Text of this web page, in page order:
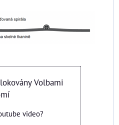
Volbami
video?